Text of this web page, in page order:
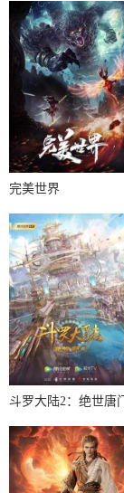
完美世界
斗罗大陆2：绝世唐门